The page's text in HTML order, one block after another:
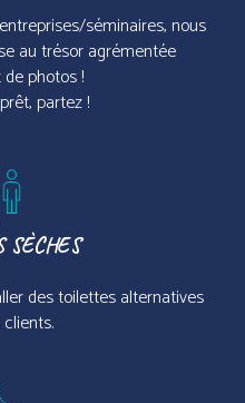
séminaires, nous
au trésor agrémentée
photos !
partez !
SÈCHES
des toilettes alternatives